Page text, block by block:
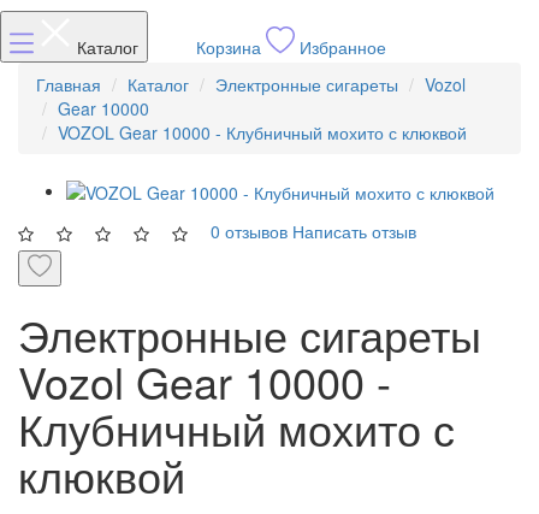
Каталог Корзина
Избранное
Главная
Каталог Электронные сигареты
Vozol
Gear 10000
VOZOL Gear 10000 - Клубничный мохито с клюквой
0 отзывов Написать отзыв
Электронные сигареты
Vozol Gear 10000 -
Клубничный мохито с
клюквой